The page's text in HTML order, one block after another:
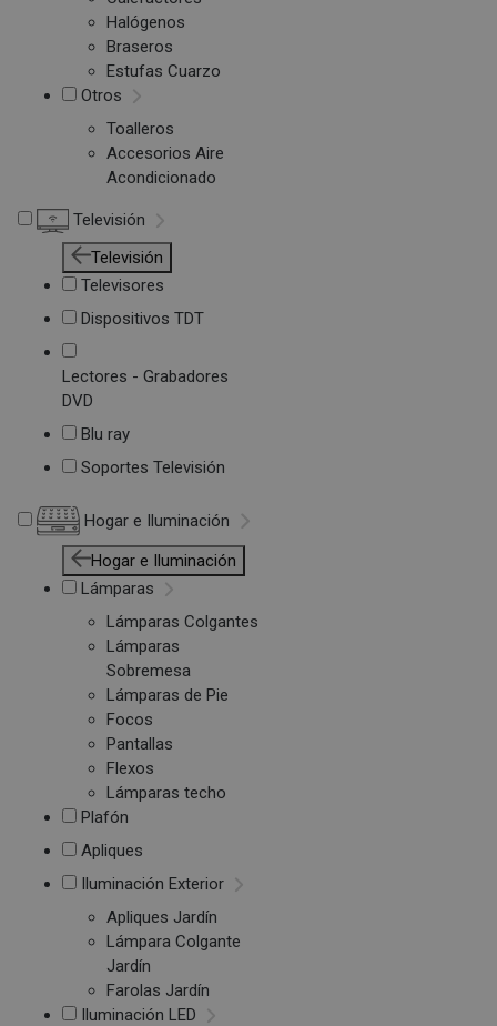
Halógenos
Braseros
Estufas Cuarzo
Otros
Toalleros
Accesorios Aire
Acondicionado
Televisión
Televisión
Televisores
Dispositivos TDT
Lectores - Grabadores
DVD
Blu ray
Soportes Televisión
Hogar e Iluminación
Hogar e Iluminación
Lámparas
Lámparas Colgantes
Lámparas
Sobremesa
Lámparas de Pie
Focos
Pantallas
Flexos
Lámparas techo
Plafón
Apliques
Iluminación Exterior
Apliques Jardín
Lámpara Colgante
Jardín
Farolas Jardín
Iluminación LED